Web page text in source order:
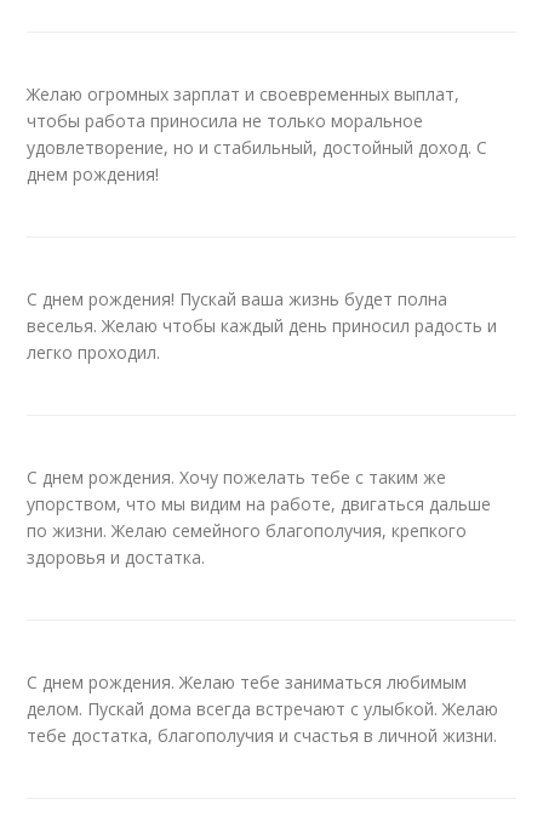
Желаю огромных зарплат и своевременных выплат,
чтобы работа приносила не только моральное
удовлетворение, но и стабильный, достойный доход. С
днем рождения!
С днем рождения! Пускай ваша жизнь будет полна
веселья. Желаю чтобы каждый день приносил радость и
легко проходил.
С днем рождения. Хочу пожелать тебе с таким же
упорством, что мы видим на работе, двигаться дальше
по жизни. Желаю семейного благополучия, крепкого
здоровья и достатка.
С днем рождения. Желаю тебе заниматься любимым
делом. Пускай дома всегда встречают с улыбкой. Желаю
тебе достатка, благополучия и счастья в личной жизни.